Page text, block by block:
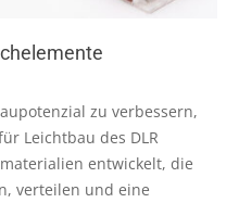
zu verbessern,
Leichtbau des DLR
entwickelt, die
verteilen und eine